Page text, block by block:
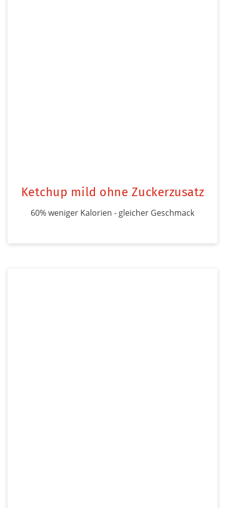
Ketchup mild ohne Zuckerzusatz
60% weniger Kalorien - gleicher Geschmack